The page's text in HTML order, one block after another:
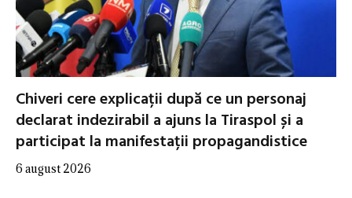
Chiveri cere explicații după ce un personaj
declarat indezirabil a ajuns la Tiraspol și a
participat la manifestații propagandistice
6 august 2026